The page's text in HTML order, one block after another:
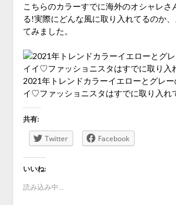
こちらのカラーすでに海外のオシャレさ
る!実際にどんな風に取り入れてるのか
てみました。
2021年トレンドカラーイエローとグレ
イ♡ファッショニスタはすでに取り入れ
共有:
Twitter Facebook
いいね:
読み込み中...